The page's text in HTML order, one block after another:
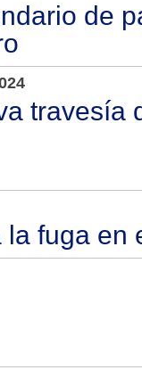
de
travesía
fuga en